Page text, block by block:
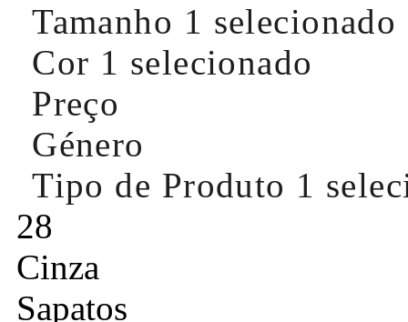
Tamanho 1 selecionado
Cor 1 selecionado
Preço
Género
Tipo de Produto 1
28
Cinza
Sapatos